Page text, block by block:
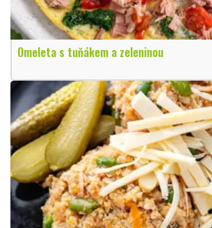
Omeleta s tuňákem a zeleninou